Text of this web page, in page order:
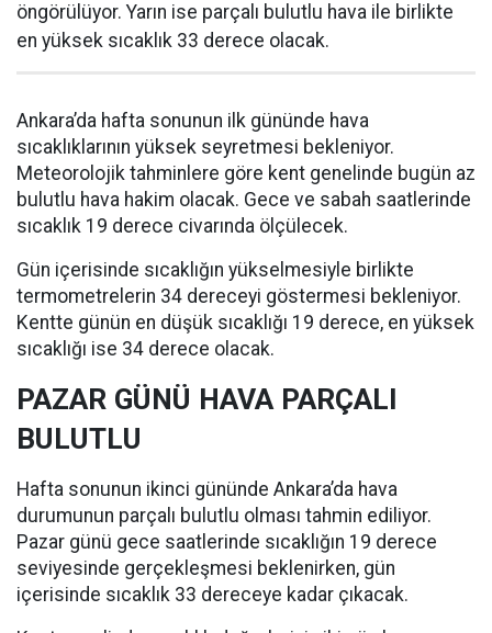
öngörülüyor. Yarın ise parçalı bulutlu hava ile birlikte
en yüksek sıcaklık 33 derece olacak.
Ankara’da hafta sonunun ilk gününde hava
sıcaklıklarının yüksek seyretmesi bekleniyor.
Meteorolojik tahminlere göre kent genelinde bugün az
bulutlu hava hakim olacak. Gece ve sabah saatlerinde
sıcaklık 19 derece civarında ölçülecek.
Gün içerisinde sıcaklığın yükselmesiyle birlikte
termometrelerin 34 dereceyi göstermesi bekleniyor.
Kentte günün en düşük sıcaklığı 19 derece, en yüksek
sıcaklığı ise 34 derece olacak.
PAZAR GÜNÜ HAVA PARÇALI
BULUTLU
Hafta sonunun ikinci gününde Ankara’da hava
durumunun parçalı bulutlu olması tahmin ediliyor.
Pazar günü gece saatlerinde sıcaklığın 19 derece
seviyesinde gerçekleşmesi beklenirken, gün
içerisinde sıcaklık 33 dereceye kadar çıkacak.